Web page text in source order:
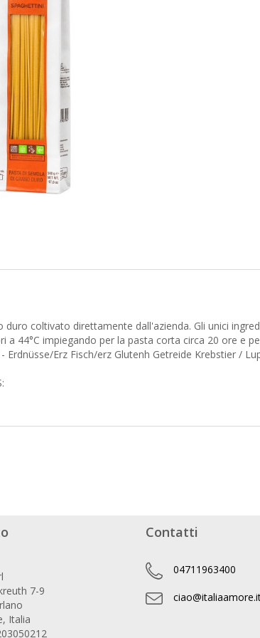
coltivato direttamente dall'azienda. Gli unici
44°C impiegando per la pasta corta circa 20 ore e
- Erdnüsse/Erz Fisch/erz Glutenh Getreide Krebstier
7-9
Italia
Contatti
04711963400